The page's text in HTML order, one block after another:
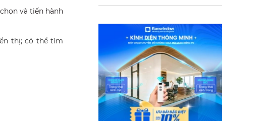
và tiến hành
thị; có thể tìm